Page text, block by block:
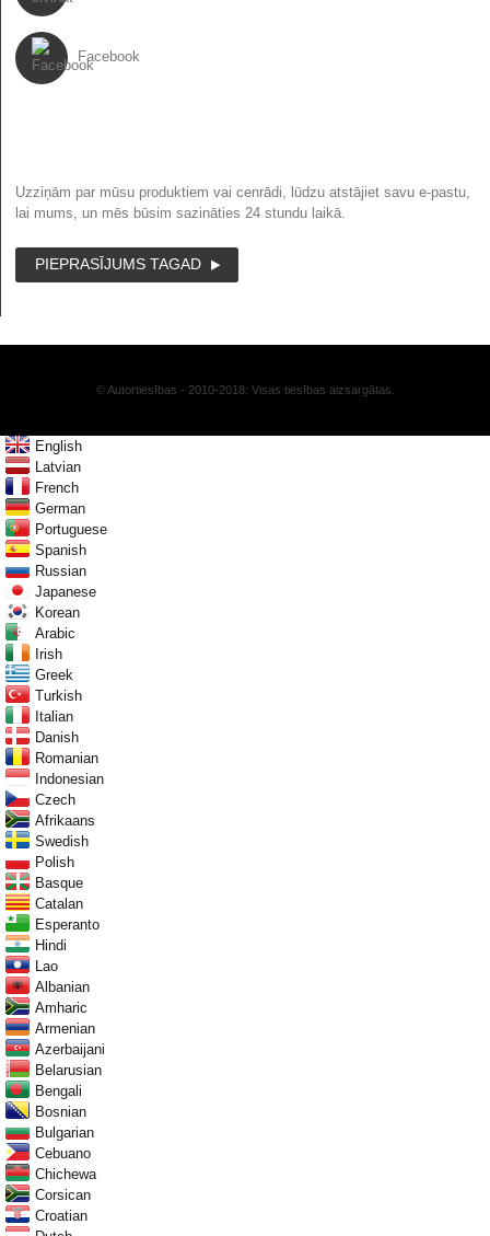
Facebook
Uzziņām par mūsu produktiem vai cenrādi, lūdzu atstājiet savu e-pastu,
lai mums, un mēs būsim sazināties 24 stundu laikā.
PIEPRASĪJUMS TAGAD
© Autortiesības - 2010-2018: Visas tiesības aizsargātas.
English
Latvian
French
German
Portuguese
Spanish
Russian
Japanese
Korean
Arabic
Irish
Greek
Turkish
Italian
Danish
Romanian
Indonesian
Czech
Afrikaans
Swedish
Polish
Basque
Catalan
Esperanto
Hindi
Lao
Albanian
Amharic
Armenian
Azerbaijani
Belarusian
Bengali
Bosnian
Bulgarian
Cebuano
Chichewa
Corsican
Croatian